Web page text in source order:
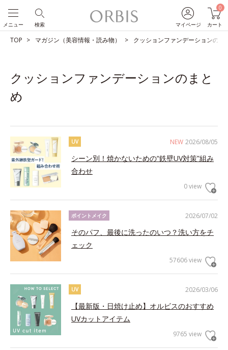
マイページ
0
カート
検索
メニュー
TOP マガジン（美容情報・読み物） クッションファンデーションのま
クッションファンデーションのまと
め
NEW 2026/08/05
UV
シーン別！焼かないための“鉄壁UV対策”組み
合わせ
0 view
2026/07/02
ポイントメイク
そのパフ、最後に洗ったのいつ？洗い方をチ
ェック
57606 view
2026/03/06
UV
【最新版・日焼け止め】オルビスのおすすめ
UVカットアイテム
9765 view